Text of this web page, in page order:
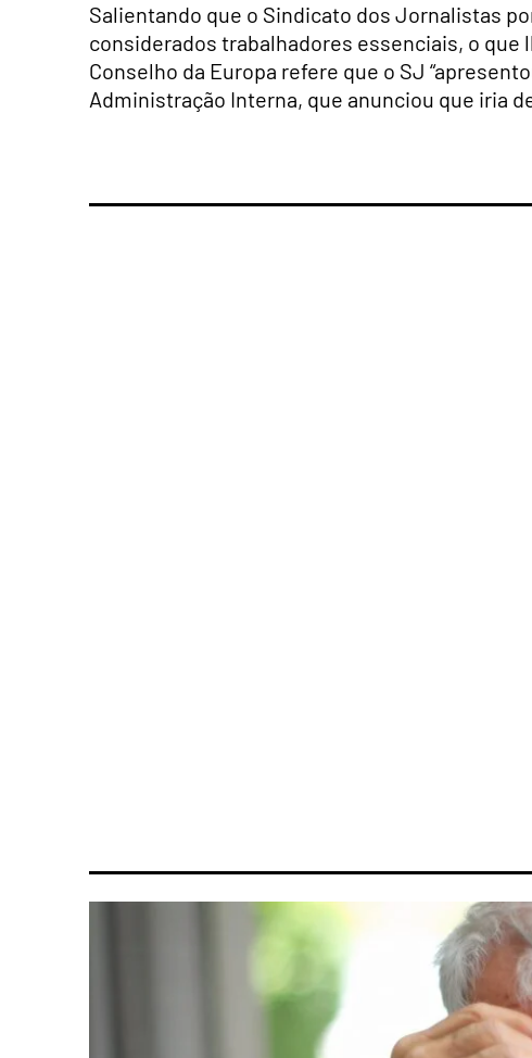
Salientando que o Sindicato dos Jornalistas
considerados trabalhadores essenciais, o
Conselho da Europa refere que o SJ
Administração Interna, que anunciou que iria